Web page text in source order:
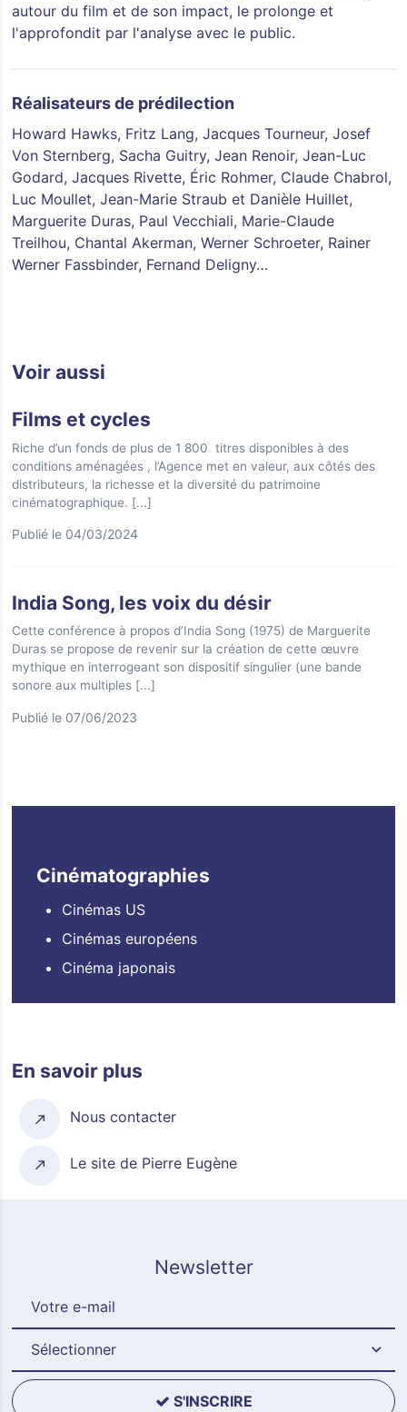
autour du film et de son impact, le prolonge et
l'approfondit par l'analyse avec le public.
Réalisateurs de prédilection
Howard Hawks, Fritz Lang, Jacques Tourneur, Josef
Von Sternberg, Sacha Guitry, Jean Renoir, Jean-Luc
Godard, Jacques Rivette, Éric Rohmer, Claude Chabrol,
Luc Moullet, Jean-Marie Straub et Danièle Huillet,
Marguerite Duras, Paul Vecchiali, Marie-Claude
Treilhou, Chantal Akerman, Werner Schroeter, Rainer
Werner Fassbinder, Fernand Deligny…
Voir aussi
Films et cycles
Riche d’un fonds de plus de 1 800 titres disponibles à des
conditions aménagées , l’Agence met en valeur, aux côtés des
distributeurs, la richesse et la diversité du patrimoine
cinématographique. [...]
Publié le 04/03/2024
India Song, les voix du désir
Cette conférence à propos d’India Song (1975) de Marguerite
Duras se propose de revenir sur la création de cette œuvre
mythique en interrogeant son dispositif singulier (une bande
sonore aux multiples [...]
Publié le 07/06/2023
Cinématographies
Cinémas US
Cinémas européens
Cinéma japonais
En savoir plus
Nous contacter
Le site de Pierre Eugène
Newsletter
Sélectionner
S'INSCRIRE